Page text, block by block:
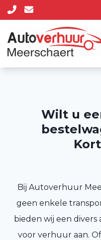
Wilt u
Bij Autoverhuur
geen enkele
bieden wij een
voor verhuur aan.